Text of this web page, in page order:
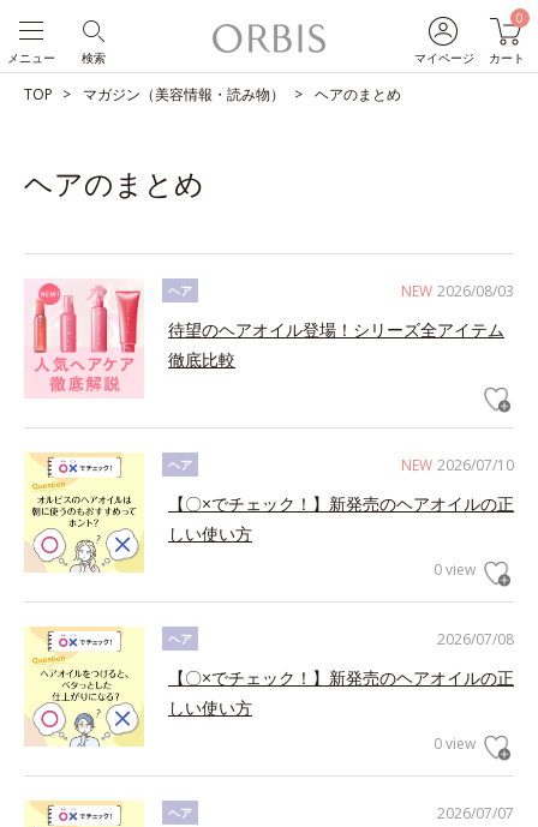
マイページ
0
カート
検索
メニュー
TOP マガジン（美容情報・読み物） ヘアのまとめ
ヘアのまとめ
NEW 2026/08/03
ヘア
待望のヘアオイル登場！シリーズ全アイテム
徹底比較
NEW 2026/07/10
ヘア
【〇×でチェック！】新発売のヘアオイルの正
しい使い方
0 view
2026/07/08
ヘア
【〇×でチェック！】新発売のヘアオイルの正
しい使い方
0 view
2026/07/07
ヘア